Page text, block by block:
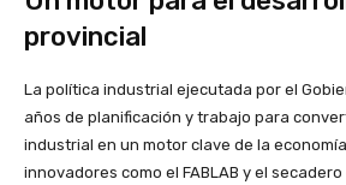
provincial
La política industrial ejecutada por el
años de planificación y trabajo para
industrial en un motor clave de la
innovadores como el FABLAB y el